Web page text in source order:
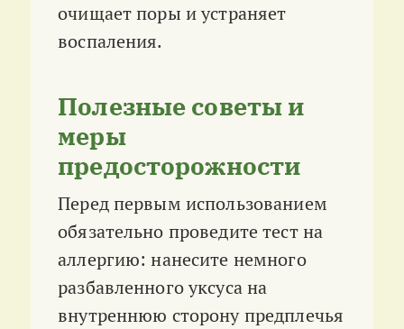
очищает поры и устраняет
воспаления.
Полезные советы и
меры
предосторожности
Перед первым использованием
обязательно проведите тест на
аллергию: нанесите немного
разбавленного уксуса на
внутреннюю сторону предплечья